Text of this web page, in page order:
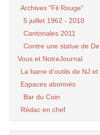
Archives "Fil Rouge"
5 juillet 1962 - 2010
Cantonales 2011
Contre une statue de
Vous et NotreJournal
La barre d’outils de NJ
Espaces abonnés
Bar du Coin
Rédac en chef